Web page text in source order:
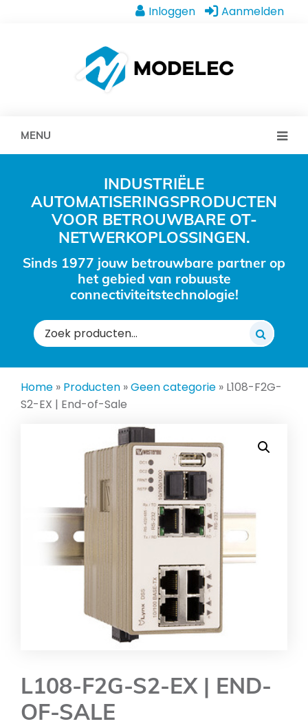
Inloggen Aanmelden
MENU
INDUSTRIËLE
AUTOMATISERINGSPRODUCTEN
VOOR BETROUWBARE OT-
NETWERKOPLOSSINGEN.
Sinds 1977 jouw betrouwbare partner op
het gebied van robuuste
connectiviteitstechnologie!
Zoeken
naar:
Home » Producten »Geen categorie » L108-F2G-
S2-EX | End-of-Sale
L108-F2G-S2-EX | END-
OF-SALE